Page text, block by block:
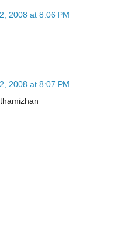
2008 at 8:06 PM
2008 at 8:07 PM